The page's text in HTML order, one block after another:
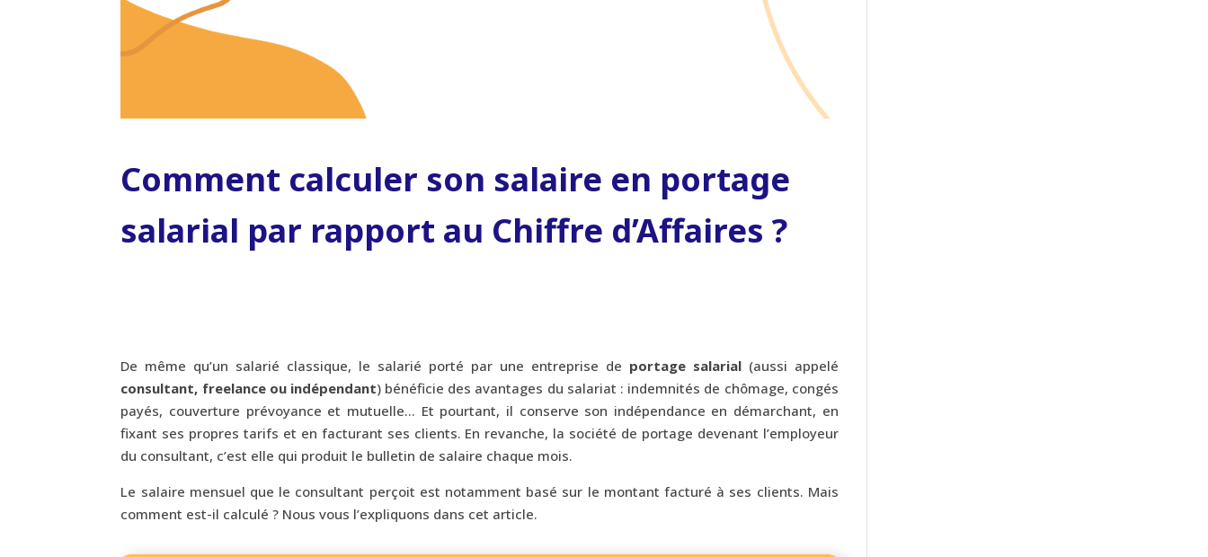
Comment calculer son salaire en portage
salarial par rapport au Chiffre d’Affaires ?
De même qu’un salarié classique, le salarié porté par une entreprise de portage salarial(aussi appelé
consultant, freelance ou indépendant) bénéficie des avantages du salariat : indemnités de chômage, congés
payés, couverture prévoyance et mutuelle… Et pourtant, il conserve son indépendance en démarchant, en
fixant ses propres tarifs et en facturant ses clients. En revanche, la société de portage devenant l’employeur
du consultant, c’est elle qui produit le bulletin de salaire chaque mois.
Le salaire mensuel que le consultant perçoit est notamment basé sur le montant facturé à ses clients. Mais
comment est-il calculé ? Nous vous l’expliquons dans cet article.